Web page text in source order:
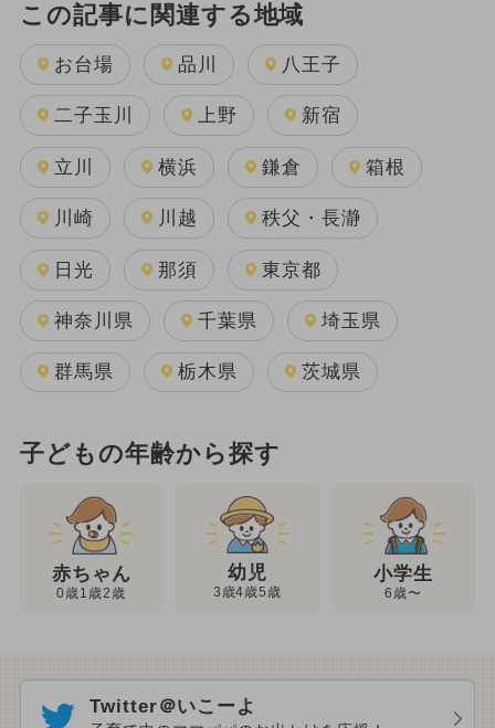
この記事に関連する地域
お台場 品川 八王子
二子玉川 上野 新宿
立川 横浜 鎌倉 箱根
川崎 川越 秩父・長瀞
日光 那須 東京都
神奈川県 千葉県 埼玉県
群馬県 栃木県 茨城県
子どもの年齢から探す
赤ちゃん
0歳1歳2歳
幼児
3歳4歳5歳
小学生
6歳〜
Twitter＠いこーよ